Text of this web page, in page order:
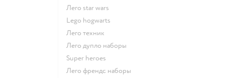
Лего star wars
Lego hogwarts
Лего техник
Лего дупло наборы
Super heroes
Лего френдс наборы